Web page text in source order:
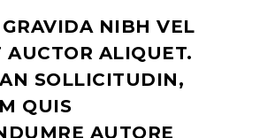
NIBH VEL
AUCTOR ALIQUET.
SOLLICITUDIN,
QUIS
AUTORE